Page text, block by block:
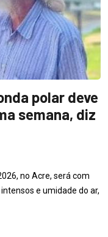
polar deve
semana, diz
no Acre, será com
e umidade do ar,